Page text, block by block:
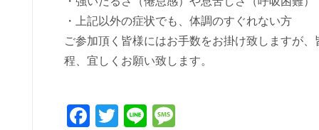
・上記以外の症状でも、体調のすぐれない方
ご参加頂く皆様にはお手数をお掛け致しますが
程、宜しくお願い致します。
Facebook
Twitter
Line